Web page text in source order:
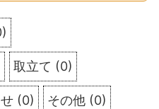
)
取立て (0)
(0) その他 (0)